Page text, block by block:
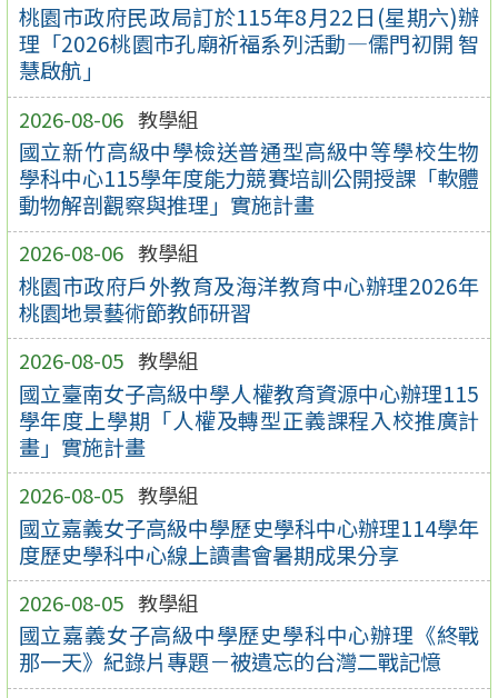
桃園市政府民政局訂於115年8月22日(星期六)辦
理「2026桃園市孔廟祈福系列活動—儒門初開 智
慧啟航」
2026-08-06 教學組
國立新竹高級中學檢送普通型高級中等學校生物
學科中心115學年度能力競賽培訓公開授課「軟體
動物解剖觀察與推理」實施計畫
2026-08-06 教學組
桃園市政府戶外教育及海洋教育中心辦理2026年
桃園地景藝術節教師研習
2026-08-05 教學組
國立臺南女子高級中學人權教育資源中心辦理115
學年度上學期「人權及轉型正義課程入校推廣計
畫」實施計畫
2026-08-05 教學組
國立嘉義女子高級中學歷史學科中心辦理114學年
度歷史學科中心線上讀書會暑期成果分享
2026-08-05 教學組
國立嘉義女子高級中學歷史學科中心辦理《終戰
那一天》紀錄片專題－被遺忘的台灣二戰記憶